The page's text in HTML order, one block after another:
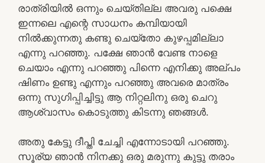
രാത്രിയിൽ ഒന്നും ചെയ്തില്ല അവരു പക്ഷെ
ഇന്നലെ എന്റെ സാധനം കമ്പിയായി
നിൽക്കുന്നതു കണ്ടു ചെയ്‌തോ കുഴപ്പമില്ലാ
എന്നു പറഞ്ഞു. പക്ഷേ ഞാൻ വേണ്ട നാളെ
ചെയാം എന്നു പറഞ്ഞു പിന്നെ എനിക്കു അല്പം
ഷിണം ഉണ്ടു എന്നും പറഞ്ഞു അവരെ മാത്രം
ഒന്നു സുഗിപ്പിച്ചിട്ടു ആ നിറ്റലിനു ഒരു ചെറു
ആശ്വാസം കൊടുത്തു കിടന്നു ഞങ്ങൾ.
അതു കേട്ടു ദീപ്തി ചേച്ചി എന്നോടായി പറഞ്ഞു.
സൂര്യ ഞാൻ നിനക്കു ഒരു മരുന്നു കുട്ടു തരാം